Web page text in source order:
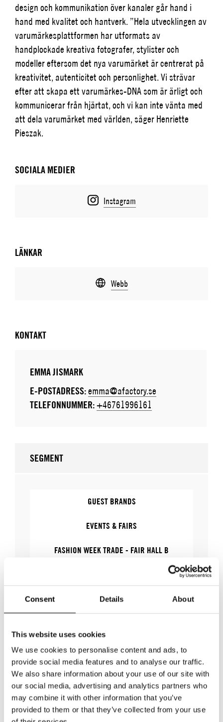
Consent Details About
This website uses cookies
We use cookies to personalise content and ads, to
provide social media features and to analyse our traffic.
We also share information about your use of our site with
our social media, advertising and analytics partners who
may combine it with other information that you’ve
provided to them or that they’ve collected from your use
design och kommunikation över kanaler går hand i
hand med kvalitet och hantverk. ”Hela utvecklingen av
varumärkesplattformen har utformats av
handplockade kreativa fotografer, stylister och
modeller eftersom det nya varumärket är centrerat på
kreativitet, autenticitet och personlighet. Vi strävar
efter att skapa ett varumärkes-DNA som är ärligt och
kommunicerar från hjärtat, och vi kan inte vänta med
att dela varumärket med världen, säger Henriette
Pieszak.
SOCIALA MEDIER
Instagram
LÄNKAR
Webb
KONTAKT
EMMA JISMARK
E-POSTADRESS:emma@afactory.se
TELEFONNUMMER:+46761996161
SEGMENT
GUEST BRANDS
EVENTS & FAIRS
FASHION WEEK TRADE - FAIR HALL B
WOMEN'S WEAR
WHERE
WHEREFashion Week Trade (Fair Hall
B)
ADRESSAutomobilgatan 8, Nacka